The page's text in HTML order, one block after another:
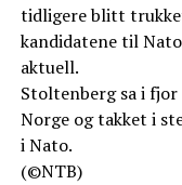
tidligere blitt
kandidatene til
aktuell.
Stoltenberg sa i fjor
Norge og takket i
i Nato.
(©NTB)